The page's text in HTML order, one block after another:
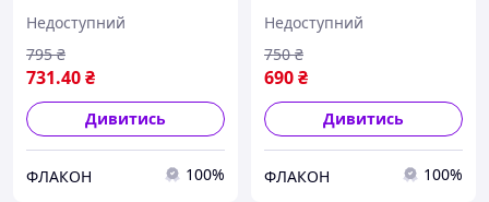
гель з функцією корекції
кольору шкіри
Недоступний
731.40₴
795 ₴
Дивитись
ФЛАКОН 100%
Brotherhood Verdio SPF50-
80 мл (Японія)
Недоступний
690₴
750 ₴
Дивитись
ФЛАКОН 100%